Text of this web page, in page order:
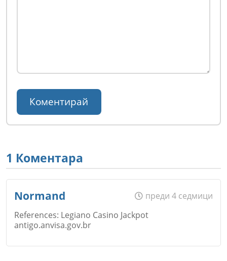
1 Коментара
Normand
преди 4 седмици
References: Legiano Casino Jackpot
antigo.anvisa.gov.br